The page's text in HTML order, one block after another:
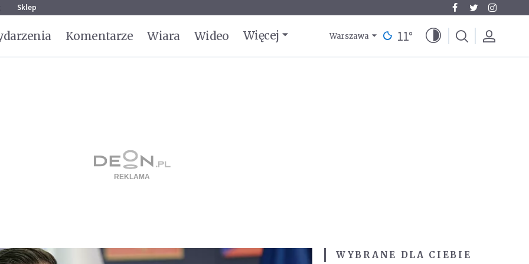
Sklep
Komentarze Wiara Wideo Więcej Warszawa 11°
WYBRANE DLA CIEBIE